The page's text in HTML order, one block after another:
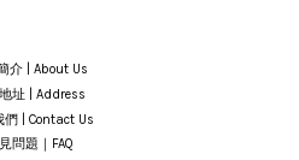
介 | About Us
址 | Address
們 | Contact Us
問題｜FAQ